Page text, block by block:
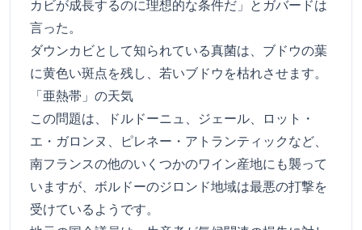
カビが成長するのに理想的な条件だ」とガバードは
言った。
ダウンカビとして知られている真菌は、ブドウの葉
に黄色い斑点を残し、若いブドウを枯れさせます。
「亜熱帯」の天気
この問題は、ドルドーニュ、ジェール、ロット・
エ・ガロンヌ、ピレネー・アトランティックなど、
南フランスの他のいくつかのワイン産地にも襲って
いますが、ボルドーのジロンド地域は最悪の打撃を
受けているようです。